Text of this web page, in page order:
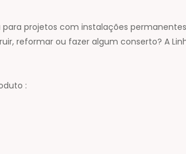
projetos com instalações
reformar ou fazer algum conserto? A
: